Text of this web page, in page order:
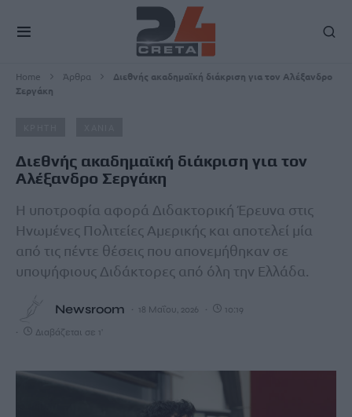
Home Άρθρα
Διεθνής ακαδημαϊκή διάκριση για τον Αλέξανδρο
Σεργάκη
Διεθνής ακαδημαϊκή διάκριση για τον
Αλέξανδρο Σεργάκη
Η υποτροφία αφορά Διδακτορική Έρευνα στις
Ηνωμένες Πολιτείες Αμερικής και αποτελεί μία
από τις πέντε θέσεις που απονεμήθηκαν σε
υποψήφιους Διδάκτορες από όλη την Ελλάδα.
Newsroom 18 Μαΐου, 2026 10:19
Διαβάζεται σε 1'